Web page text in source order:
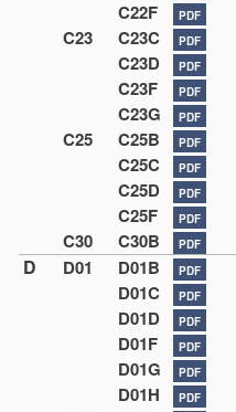
C22F PDF
C23 C23C PDF
C23D PDF
C23F PDF
C23G PDF
C25 C25B PDF
C25C PDF
C25D PDF
C25F PDF
C30 C30B PDF
D D01 D01B PDF
D01C PDF
D01D PDF
D01F PDF
D01G PDF
D01H PDF